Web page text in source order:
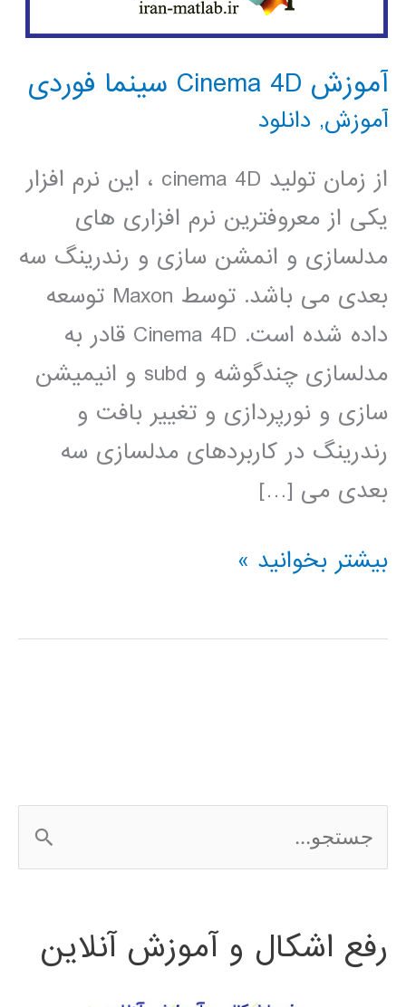
آموزش Cinema 4D سینما فوردی
آموزش, دانلود
از زمان تولید cinema 4D ، این نرم افزار
یکی از معروفترین نرم افزاری های
مدلسازی و انمشن سازی و رندرینگ سه
بعدی می باشد. توسط Maxon توسعه
داده شده است. Cinema 4D قادر به
مدلسازی چندگوشه و subd و انیمیشن
سازی و نورپردازی و تغییر بافت و
رندرینگ در کاربردهای مدلسازی سه
بعدی می […]
آموزش
4D
بیشتر بخوانید »
س
ج
رفع اشکال و آموزش آنلاین